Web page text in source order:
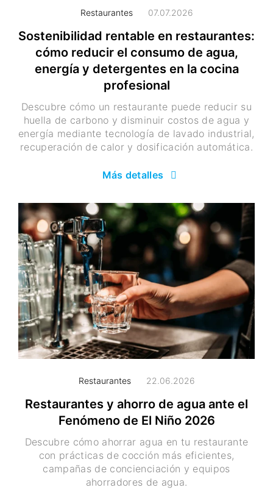
Restaurantes 07.07.2026
Sostenibilidad rentable en restaurantes:
cómo reducir el consumo de agua,
energía y detergentes en la cocina
profesional
Descubre cómo un restaurante puede reducir su
huella de carbono y disminuir costos de agua y
energía mediante tecnología de lavado industrial,
recuperación de calor y dosificación automática.
Más detalles
Restaurantes 22.06.2026
Restaurantes y ahorro de agua ante el
Fenómeno de El Niño 2026
Descubre cómo ahorrar agua en tu restaurante
con prácticas de cocción más eficientes,
campañas de concienciación y equipos
ahorradores de agua.